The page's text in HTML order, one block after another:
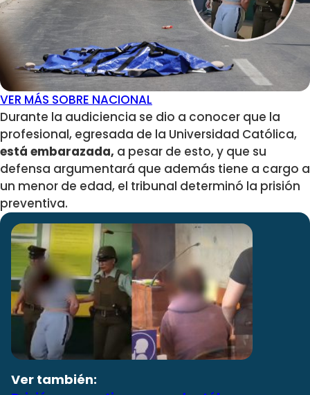
VER MÁS SOBRE NACIONAL
Durante la audiciencia se dio a conocer que la
profesional, egresada de la Universidad Católica,
está embarazada, a pesar de esto, y que su
defensa argumentará que además tiene a cargo a
un menor de edad, el tribunal determinó la prisión
preventiva.
Ver también: